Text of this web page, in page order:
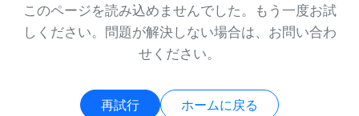
このページを読み込めませんでした。もう一度お試
しください。問題が解決しない場合は、お問い合わ
せください。
再試行 ホームに戻る